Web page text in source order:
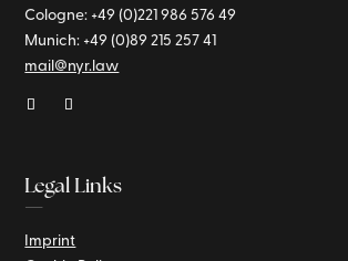
Cologne: +49 (0)221986 576 49
Munich: +49 (0)89 215 257 41
mail@nyr.law
Legal Links
—
Imprint